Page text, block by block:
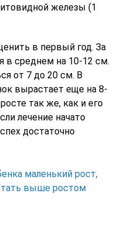
железы (1
в первый год. За
в среднем на 10-12 см.
от 7 до 20 см. В
вырастает еще на 8-
так же, как и его
лечение начато
достаточно
маленький рост,
выше ростом